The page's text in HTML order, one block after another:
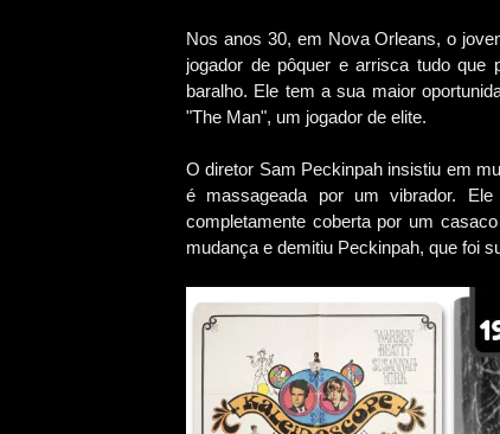
Nos anos 30, em Nova Orleans, o
jogador de pôquer e arrisca tudo que
baralho. Ele tem a sua maior
"The Man", um jogador de elite.
O diretor Sam Peckinpah insistiu em
é massageada por um vibrador.
completamente coberta por um
mudança e demitiu Peckinpah, que foi